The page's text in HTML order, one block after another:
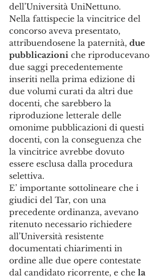
dell’Università UniNettuno.
Nella fattispecie la vincitrice del
concorso aveva presentato,
attribuendosene la paternità, due
pubblicazioni che riproducevano
due saggi precedentemente
inseriti nella prima edizione di
due volumi curati da altri due
docenti, che sarebbero la
riproduzione letterale delle
omonime pubblicazioni di questi
docenti, con la conseguenza che
la vincitrice avrebbe dovuto
essere esclusa dalla procedura
selettiva.
E’ importante sottolineare che i
giudici del Tar, con una
precedente ordinanza, avevano
ritenuto necessario richiedere
all’Università resistente
documentati chiarimenti in
ordine alle due opere contestate
dal candidato ricorrente, e che la